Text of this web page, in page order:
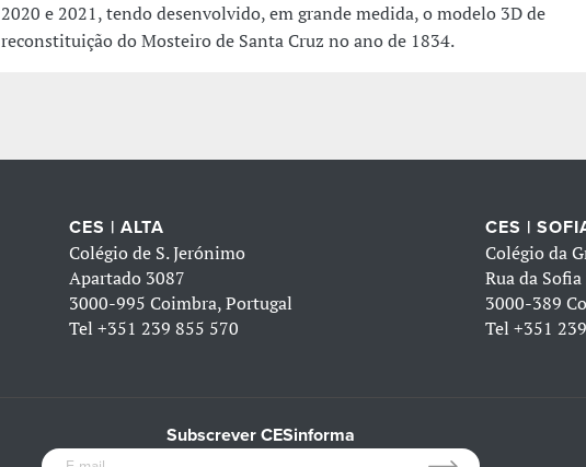
2020 e 2021, tendo desenvolvido, em grande medida, o modelo 3D de
reconstituição do Mosteiro de Santa Cruz no ano de 1834.
CES | ALTA
Colégio de S. Jerónimo
Apartado 3087
3000-995 Coimbra, Portugal
Tel+351 239 855 570
CES |
Colégio da
Rua da
3000-389
Tel +351
Subscrever CESinforma